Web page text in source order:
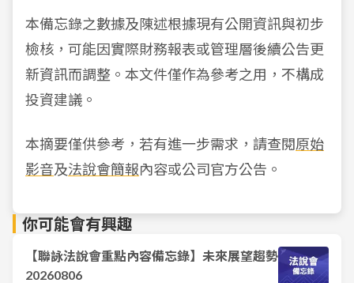
本備忘錄之數據及陳述根據現有公開資訊與初步
檢核，可能因實際財務報表或管理層後續公告更
新資訊而調整。本文件僅作為參考之用，不構成
投資建議。
本摘要僅供參考，若有進一步需求，請查閱原始
影音及法說會簡報內容或公司官方公告。
你可能會有興趣
【聯詠法說會重點內容備忘錄】未來展望趨勢
20260806